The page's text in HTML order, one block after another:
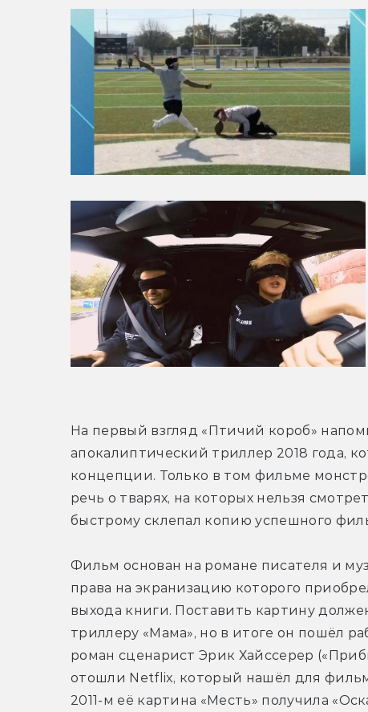
На первый взгляд «Птичий короб»
апокалиптический триллер 2018 года,
концепции. Только в том фильме
речь о тварях, на которых нельзя
быстрому склепал копию успешного
Фильм основан на романе писателя и
права на экранизацию которого
выхода книги. Поставить картину
триллеру «Мама», но в итоге он пошёл
роман сценарист Эрик Хайссерер
отошли Netflix, который нашёл для
2011-м её картина «Месть» получила